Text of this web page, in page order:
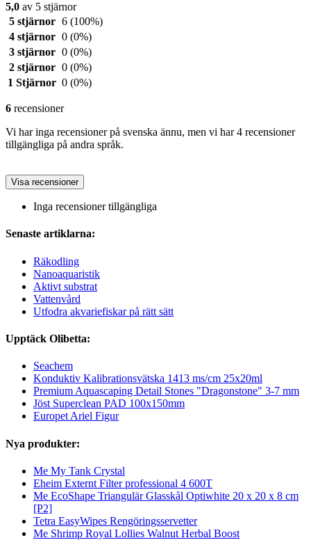
5,0 av 5 stjärnor
5 stjärnor 6 (100%)
4 stjärnor 0 (0%)
3 stjärnor 0 (0%)
2 stjärnor 0 (0%)
1 Stjärnor 0 (0%)
6 recensioner
Vi har inga recensioner på svenska ännu, men vi har 4 recensioner
tillgängliga på andra språk.
Visa recensioner
Inga recensioner tillgängliga
Senaste artiklarna:
Räkodling
Nanoaquaristik
Aktivt substrat
Vattenvård
Utfodra akvariefiskar på rätt sätt
Upptäck Olibetta:
Seachem
Konduktiv Kalibrationsvätska 1413 ms/cm 25x20ml
Premium Aquascaping Detail Stones "Dragonstone" 3-7 mm
Jöst Superclean PAD 100x150mm
Europet Ariel Figur
Nya produkter:
Me My Tank Crystal
Eheim Externt Filter professional 4 600T
Me EcoShape Triangulär Glasskål Optiwhite 20 x 20 x 8 cm
[P2]
Tetra EasyWipes Rengöringsservetter
Me Shrimp Royal Lollies Walnut Herbal Boost